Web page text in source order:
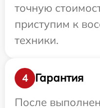
точную
приступим к
техники.
4
Гарантия
После